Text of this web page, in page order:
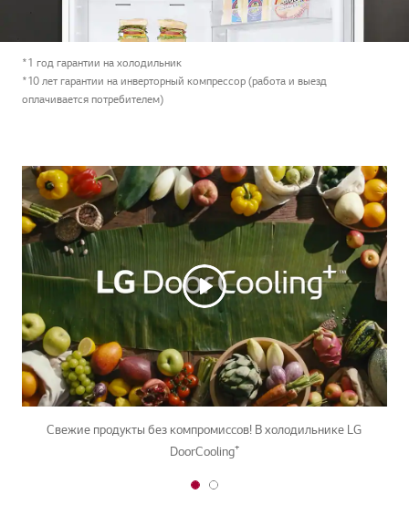
*1 год гарантии на холодильник
*10 лет гарантии на инверторный компрессор (работа и выезд
оплачивается потребителем)
Свежие продукты без компромиссов! В холодильнике LG
DoorCooling⁺
1
2